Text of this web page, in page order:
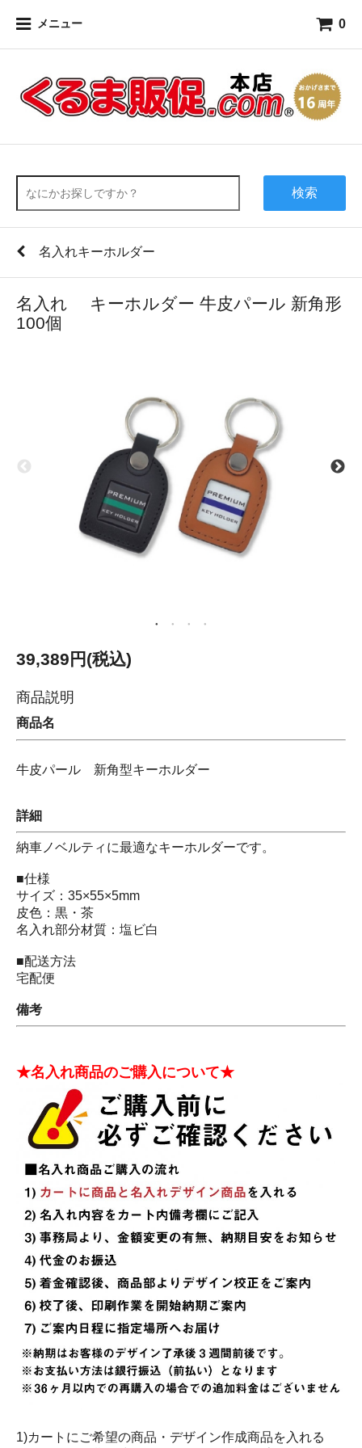
メニュー 0
検索
名入れキーホルダー
名入れ キーホルダー 牛皮パール 新角形
100個
39,389円(税込)
商品説明
商品名
牛皮パール 新角型キーホルダー
詳細
納車ノベルティに最適なキーホルダーです。
■仕様
サイズ：35×55×5mm
皮色：黒・茶
名入れ部分材質：塩ビ白
■配送方法
宅配便
備考
★名入れ商品のご購入について★
1)カートにご希望の商品・デザイン作成商品を入れる